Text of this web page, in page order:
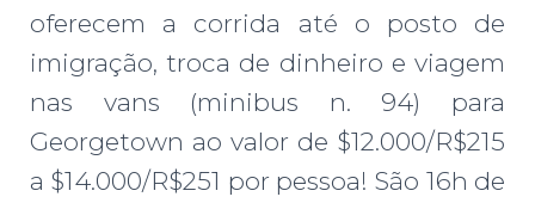
oferecem a corrida até o posto de
imigração, troca de dinheiro e viagem
nas vans (minibus n. 94) para
Georgetown ao valor de $12.000/R$215
a $14.000/R$251 por pessoa! São 16h de